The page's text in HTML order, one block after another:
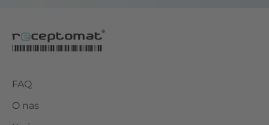
FAQ
O nas